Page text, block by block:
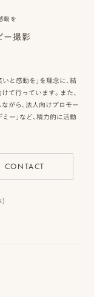
動を
ー撮影
いと感動を」を理念に、結
て行っています。また、
がら、法人向けプロモー
ー」など、精力的に活動
CONTACT
)